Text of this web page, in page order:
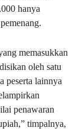
hanya
memasukkan
oleh satu
peserta lainnya
penawaran
timpalnya,